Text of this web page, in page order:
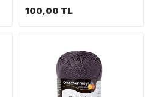
100,00 TL